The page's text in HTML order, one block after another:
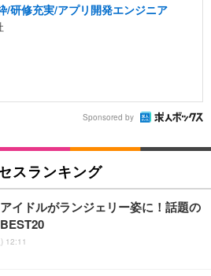
/研修充実/アプリ開発エンジニア
Sponsored by
スランキング
イドルがランジェリー姿に！話題の
12:11